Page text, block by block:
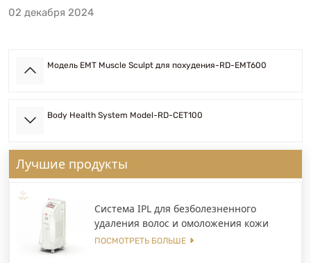
02 декабря 2024
Модель EMT Muscle Sculpt для похудения-RD-EMT600
Body Health System Model-RD-CET100
Лучшие продукты
Система IPL для безболезненного
удаления волос и омоложения кожи
ПОСМОТРЕТЬ БОЛЬШЕ